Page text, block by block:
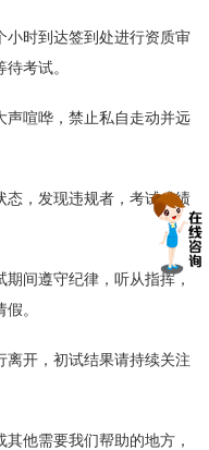
时到达签到处进行资质审
考试。
喧哗，禁止私自走动并远
，发现违规者，考试成绩
间遵守纪律，听从指挥，
。
开，初试结果请持续关注
他需要我们帮助的地方，